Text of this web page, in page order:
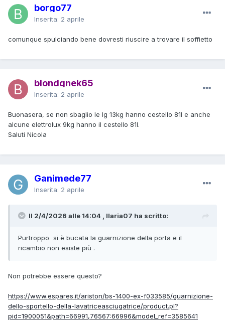
borgo77
Inserita: 2 aprile
comunque spulciando bene dovresti riuscire a trovare il soffietto
blondgnek65
Inserita: 2 aprile
Buonasera, se non sbaglio le lg 13kg hanno cestello 81l e anche
alcune elettrolux 9kg hanno il cestello 81l.
Saluti Nicola
Ganimede77
Inserita: 2 aprile
Il 2/4/2026 alle 14:04 , Ilaria07 ha scritto:
Purtroppo si è bucata la guarnizione della porta e il
ricambio non esiste più .
Non potrebbe essere questo?
https://www.espares.it/ariston/bs-1400-ex-f033585/guarnizione-
dello-sportello-della-lavatriceasciugatrice/product.pl?
pid=1900051&path=66991,76567:66996&model_ref=3585641